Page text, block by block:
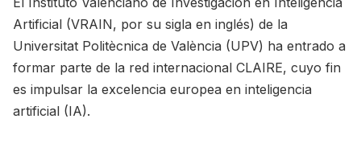
Artificial (VRAIN, por su sigla en inglés) de la
Universitat Politècnica de València (UPV) ha entrado a
formar parte de la red internacional CLAIRE, cuyo fin
es impulsar la excelencia europea en inteligencia
artificial (IA).